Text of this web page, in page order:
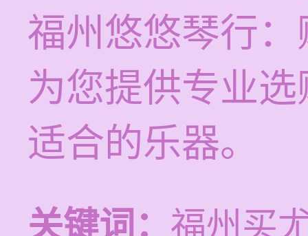
福州悠悠琴行
为您提供专业
适合的乐器。
关键词： 福州买